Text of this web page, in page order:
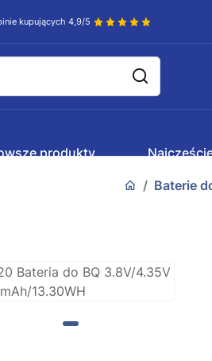
kupujących 4,9/5
produkty
Baterie